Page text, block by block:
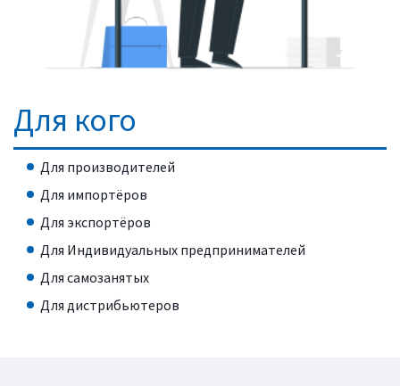
Для кого
Для производителей
Для импортёров
Для экспортёров
Для Индивидуальных предпринимателей
Для самозанятых
Для дистрибьютеров